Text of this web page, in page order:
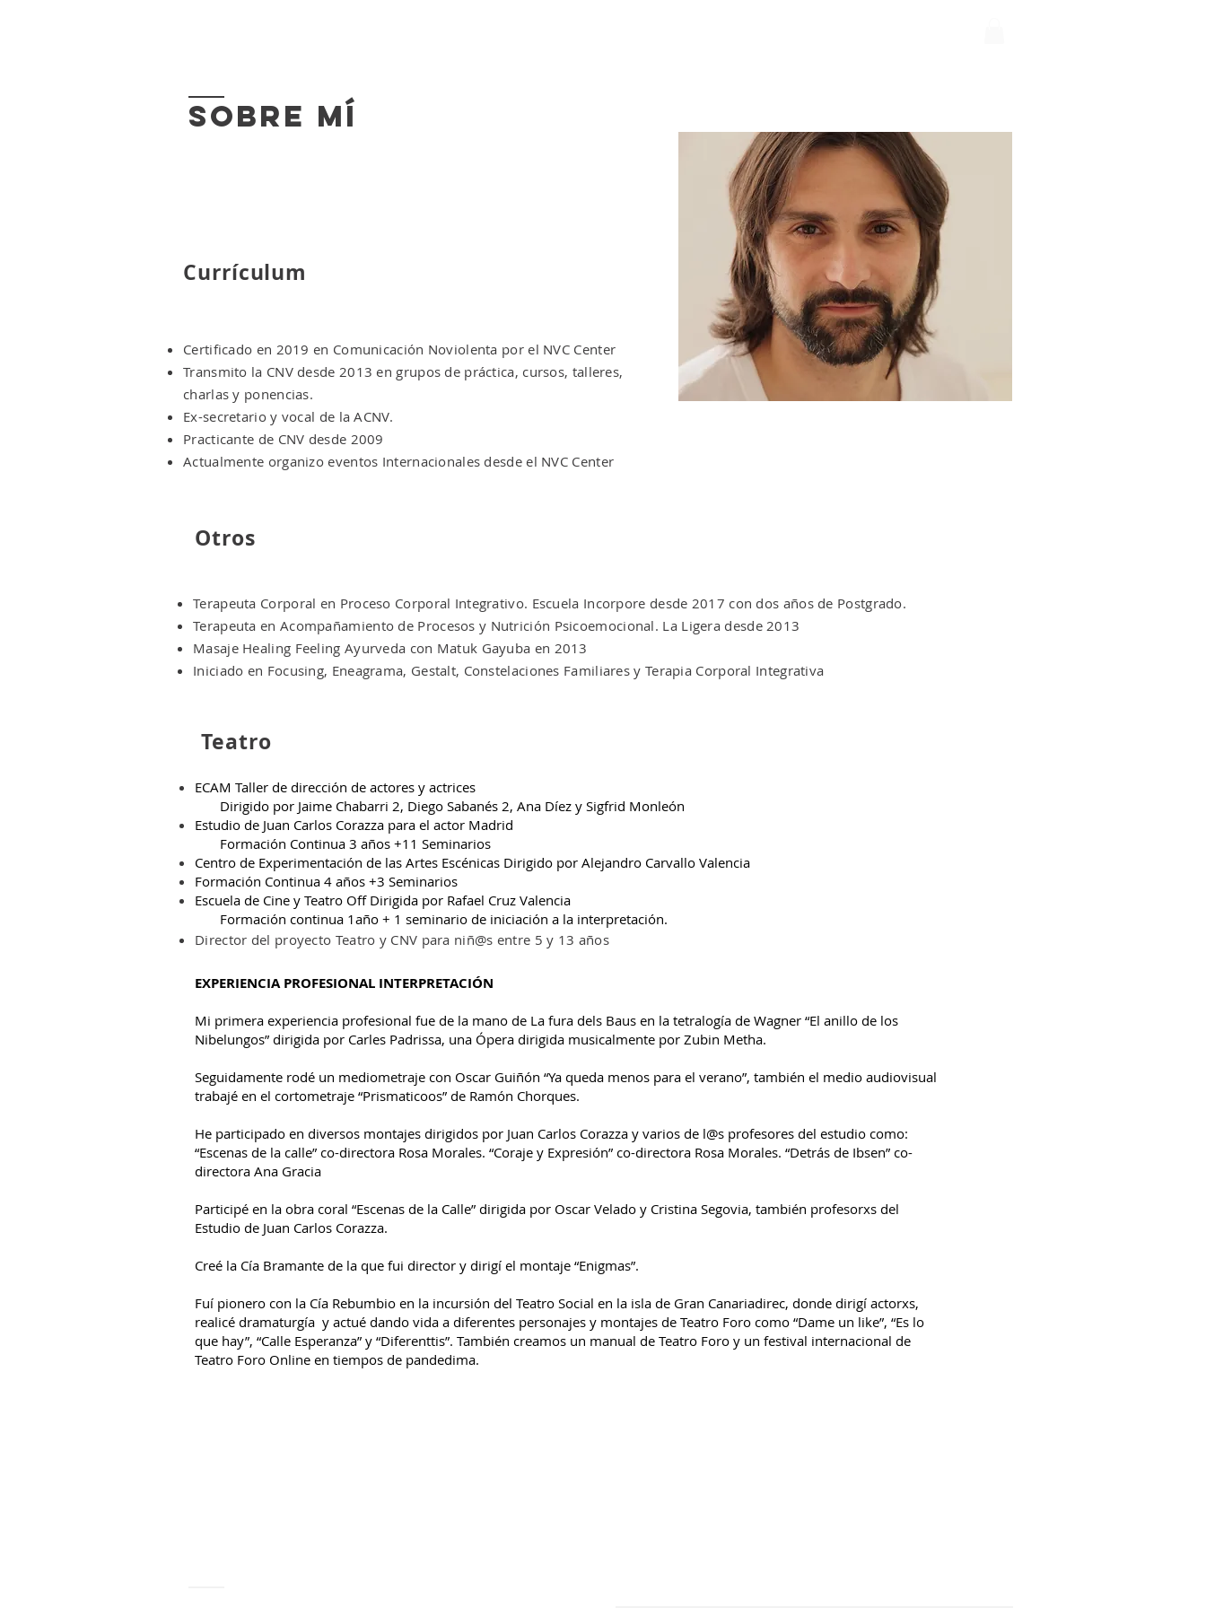
sobre mÍ
Currículum
Certificado en 2019 en Comunicación Noviolenta por el NVC Center
Transmito la CNV desde 2013 en grupos de práctica, cursos, talleres,
charlas y ponencias.
Ex-secretario y vocal de la ACNV.
Practicante de CNV desde 2009
Actualmente organizo eventos Internacionales desde el NVC Center
Otros
Terapeuta Corporal en Proceso Corporal Integrativo. Escuela Incorpore desde 2017 con dos años de Postgrado.
Terapeuta en Acompañamiento de Procesos y Nutrición Psicoemocional. La Ligera desde 2013
Masaje Healing Feeling Ayurveda con Matuk Gayuba en 2013
Iniciado en Focusing, Eneagrama, Gestalt, Constelaciones Familiares y Terapia Corporal Integrativa
Teatro
ECAM Taller de dirección de actores y actrices
Dirigido por Jaime Chabarri 2, Diego Sabanés 2, Ana Díez y Sigfrid Monleón
Estudio de Juan Carlos Corazza para el actor Madrid
Formación Continua 3 años +11 Seminarios
Centro de Experimentación de las Artes Escénicas Dirigido por Alejandro Carvallo Valencia
Formación Continua 4 años +3 Seminarios
Escuela de Cine y Teatro Off Dirigida por Rafael Cruz Valencia
Formación continua 1año + 1 seminario de iniciación a la interpretación.
Director del proyecto Teatro y CNV para niñ@s entre 5 y 13 años
EXPERIENCIA PROFESIONAL INTERPRETACIÓN
Mi primera experiencia profesional fue de la mano de La fura dels Baus en la tetralogía de Wagner “El anillo de los
Nibelungos” dirigida por Carles Padrissa, una Ópera dirigida musicalmente por Zubin Metha.
Seguidamente rodé un mediometraje con Oscar Guiñón “Ya queda menos para el verano”, también el medio audiovisual
trabajé en el cortometraje “Prismaticoos” de Ramón Chorques.
He participado en diversos montajes dirigidos por Juan Carlos Corazza y varios de l@s profesores del estudio como:
“Escenas de la calle” co-directora Rosa Morales. “Coraje y Expresión” co-directora Rosa Morales. “Detrás de Ibsen” co-
directora Ana Gracia
Participé en la obra coral “Escenas de la Calle” dirigida por Oscar Velado y Cristina Segovia, también profesorxs del
Estudio de Juan Carlos Corazza.
Creé la Cía Bramante de la que fui director y dirigí el montaje “Enigmas”.
Fuí pionero con la Cía Rebumbio en la incursión del Teatro Social en la isla de Gran Canariadirec, donde dirigí actorxs,
realicé dramaturgía y actué dando vida a diferentes personajes y montajes de Teatro Foro como “Dame un like”, “Es lo
que hay”, “Calle Esperanza” y “Diferenttis”. También creamos un manual de Teatro Foro y un festival internacional de
Teatro Foro Online en tiempos de pandedima.